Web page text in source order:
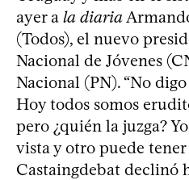
ayer a la diaria
(Todos), el nuevo
Nacional de Jóvenes
Nacional (PN). “No
Hoy todos somos
pero ¿quién la juzga?
vista y otro puede tener
Castaingdebat declinó